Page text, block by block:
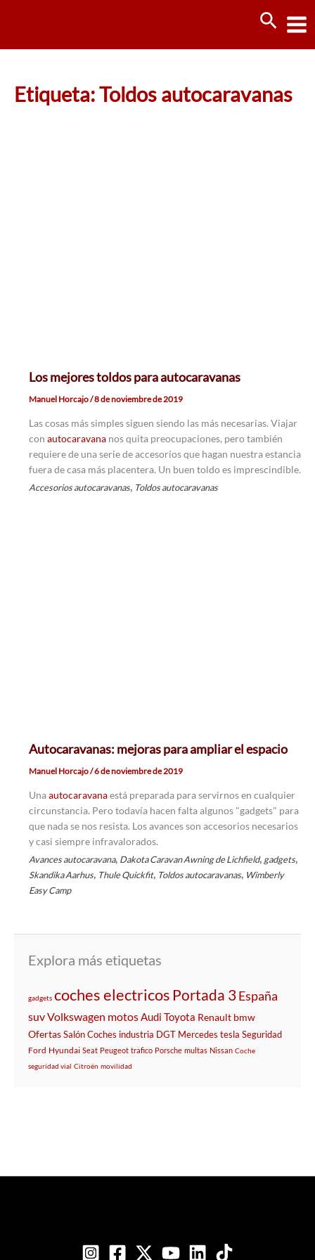
Etiqueta: Toldos autocaravanas
Los mejores toldos para autocaravanas
Manuel Horcajo/8 de noviembre de 2019
Las cosas más simples siguen siendo las más necesarias. Viajar
con autocaravananos quita preocupaciones, pero también
requiere de una serie de accesorios que hagan nuestra estancia
fuera de casa más placentera. Un buen toldo es imprescindible.
Accesorios autocaravanas, Toldos autocaravanas
Autocaravanas: mejoras para ampliar el espacio
Manuel Horcajo/6 de noviembre de 2019
Unaautocaravanaestá preparada para servirnos en cualquier
circunstancia. Pero todavía hacen falta algunos "gadgets" para
que nada se nos resista. Los avances son accesorios necesarios
y casi siempre infravalorados.
Avances autocaravana, Dakota Caravan Awning de Lichfield, gadgets,
Skandika Aarhus, Thule Quickfit, Toldos autocaravanas, Wimberly
Easy Camp
Explora más etiquetas
gadgets coches electricos Portada 3España
suvVolkswagen motos Audi Toyota Renault bmw
OfertasSalónCoches industria DGT Mercedes tesla Seguridad
Ford Hyundai Seat Peugeot trafico Porsche multas Nissan Coche
seguridad vial Citroën movilidad